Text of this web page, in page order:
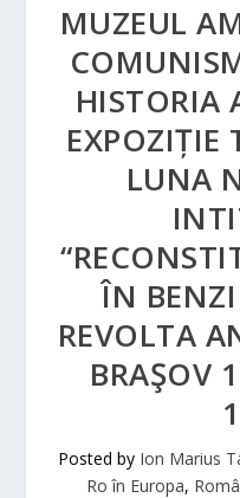
MUZEUL
HISTORIA
EXPOZIȚIE
LUNA
ÎN BENZI
REVOLTA
BRAŞOV
Posted by Ion Marius
Ro în Europa,